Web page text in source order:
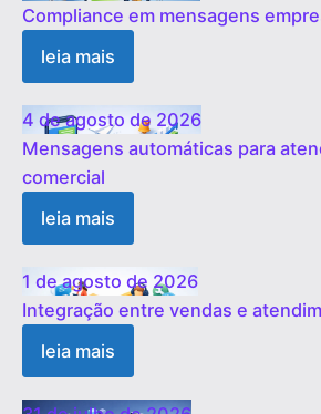
Compliance em mensagens
leia mais
4 de agosto de 2026
Mensagens automáticas para
comercial
leia mais
1 de agosto de 2026
Integração entre vendas e
leia mais